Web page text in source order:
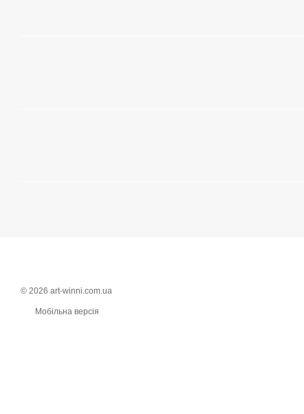
© 2026 art-winni.com.ua
Мобільна версія